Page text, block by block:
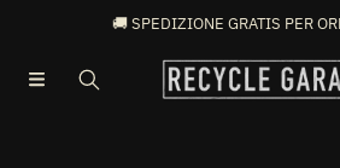
VAI DIRETTAMENTE AI CONTENUTI
🚚 SPEDIZIONE GRATIS PER